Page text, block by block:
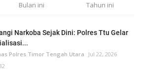
Bulan ini Tahun ini
Narkoba Sejak Dini: Polres Ttu Gelar
Polres Timor Tengah Utara
Jul 22, 2026